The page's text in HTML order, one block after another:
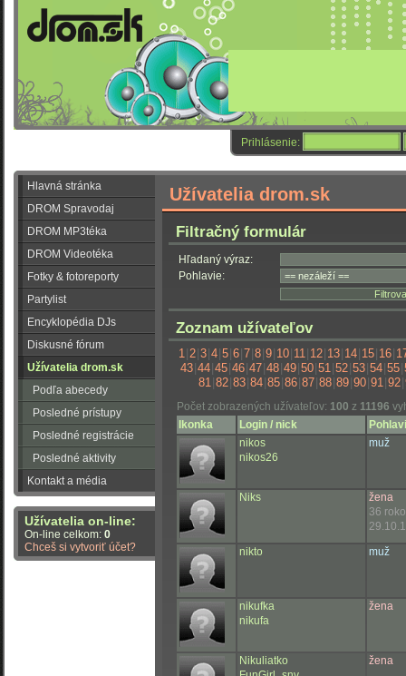
Prihlásenie:
Hlavná stránka
DROM Spravodaj
DROM MP3téka
DROM Videotéka
Fotky & fotoreporty
Partylist
Encyklopédia DJs
Diskusné fórum
Užívatelia drom.sk
Podľa abecedy
Posledné prístupy
Posledné registrácie
Posledné aktivity
Kontakt a média
Užívatelia on-line:
On-line celkom: 0
Chceš si vytvoriť účet?
Užívatelia drom.sk
Filtračný formulár
Hľadaný výraz:
Pohlavie:
Zoznam užívateľov
1 2 3 4 5 6 7 8 9 10 11 12 13 14 15 16
43 44 45 46 47 48 49 50 51 52 53 54 55
81| 82| 83| 84| 85| 86| 87| 88| 89| 90| 91| 92|
Počet zobrazených užívateľov: 100 z 11196
Ikonka
Login / nick
nikos
nikos26
muž
Niks
žena
36
nikto
muž
nikufka
nikufa
žena
Nikuliatko
žena